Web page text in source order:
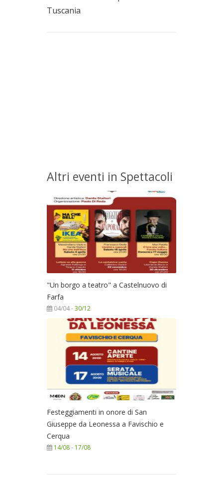
Tuscania
Altri eventi in Spettacoli
"Un borgo a teatro" a Castelnuovo di
Farfa
04/04 -30/12
Festeggiamenti in onore di San
Giuseppe da Leonessa a Favischio e
Cerqua
14/08- 17/08